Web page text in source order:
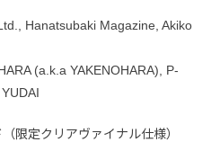
Hanatsubaki Magazine, Akiko
(a.k.a YAKENOHARA), P-
限定クリアヴァイナル仕様）